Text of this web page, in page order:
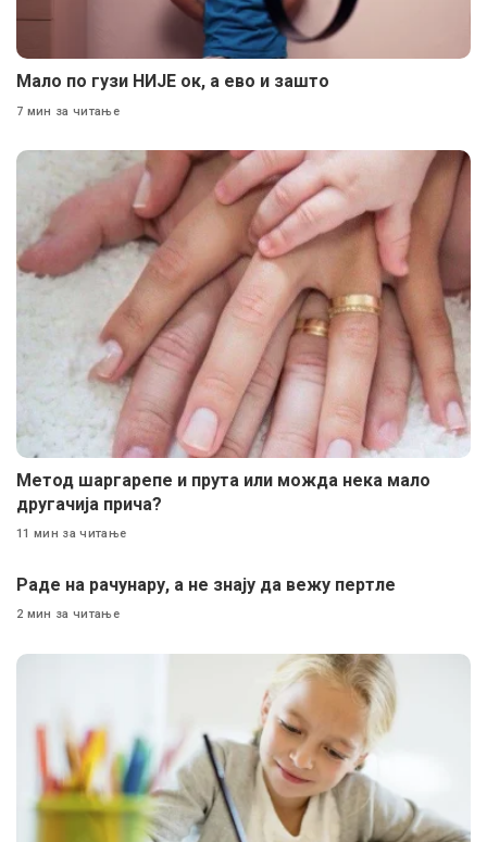
Мало по гузи НИЈЕ ок, а ево и зашто
7 мин за читање
Метод шаргарепе и прута или можда нека мало
другачија прича?
11 мин за читање
Раде на рачунару, а не знају да вежу пертле
2 мин за читање